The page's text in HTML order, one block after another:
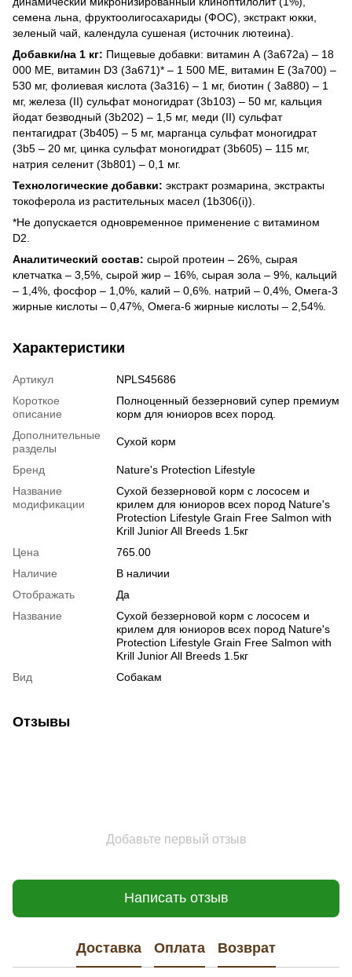
семена льна, фруктоолигосахариды (ФОС), экстракт юкки,
зеленый чай, календула сушеная (источник лютеина).
Добавки/на 1 кг: Пищевые добавки: витамин А (3a672a) – 18
000 МЕ, витамин D3 (3a671)* – 1 500 МЕ, витамин Е (3a700) –
530 мг, фолиевая кислота (3a316) – 1 мг, биотин ( 3a880) – 1
мг, железа (II) сульфат моногидрат (3b103) – 50 мг, кальция
йодат безводный (3b202) – 1,5 мг, меди (II) сульфат
пентагидрат (3b405) – 5 мг, марганца сульфат моногидрат
(3b5 – 20 мг, цинка сульфат моногидрат (3b605) – 115 мг,
натрия селенит (3b801) – 0,1 мг.
Технологические добавки: экстракт розмарина, экстракты
токоферола из растительных масел (1b306(i)).
*Не допускается одновременное применение с витамином
D2.
Аналитический состав: сырой протеин – 26%, сырая
клетчатка – 3,5%, сырой жир – 16%, сырая зола – 9%, кальций
– 1,4%, фосфор – 1,0%, калий – 0,6%. натрий – 0,4%, Омега-3
жирные кислоты – 0,47%, Омега-6 жирные кислоты – 2,54%.
Характеристики
Артикул
NPLS45686
Короткое
описание
Полноценный беззерновий супер премиум
корм для юниоров всех пород.
Дополнительные
разделы
Сухой корм
Бренд
Nature's Protection Lifestyle
Название
модификации
Сухой беззерновой корм с лососем и
крилем для юниоров всех пород Nature's
Protection Lifestyle Grain Free Salmon with
Krill Junior All Breeds 1.5кг
Цена
765.00
Наличие
В наличии
Отображать
Да
Название
Сухой беззерновой корм с лососем и
крилем для юниоров всех пород Nature's
Protection Lifestyle Grain Free Salmon with
Krill Junior All Breeds 1.5кг
Вид
Собакам
Отзывы
Добавьте первый отзыв
Написать отзыв
Доставка Оплата Возврат